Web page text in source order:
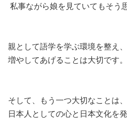
私事ながら娘を見ていてもそう
親として語学を学ぶ環境を整え、
増やしてあげることは大切です。
そして、もう一つ大切なことは、
日本人としての心と日本文化を